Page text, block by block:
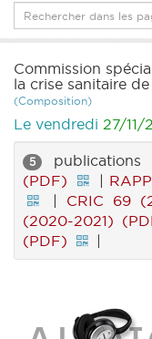
Commission
la crise sanitaire
(Composition)
Le vendredi 27/11/
5 publications
(PDF)
|
| CRIC 69
(2020-2021)
(PDF)
|